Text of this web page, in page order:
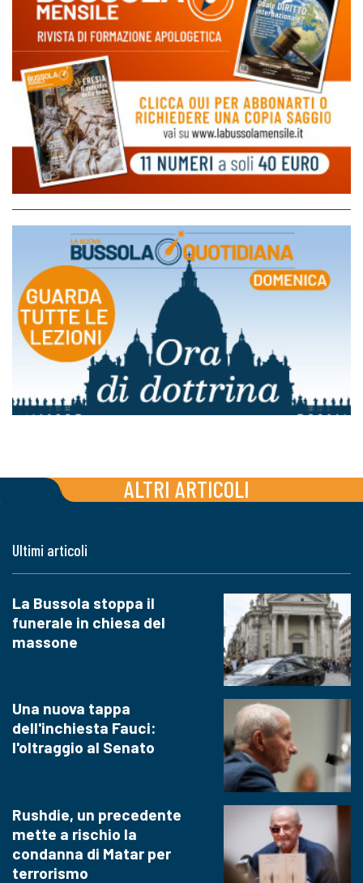
ALTRI ARTICOLI
Ultimi articoli
La Bussola stoppa il
funerale in chiesa del
massone
Una nuova tappa
dell'inchiesta Fauci:
l'oltraggio al Senato
Rushdie, un precedente
mette a rischio la
condanna di Matar per
terrorismo